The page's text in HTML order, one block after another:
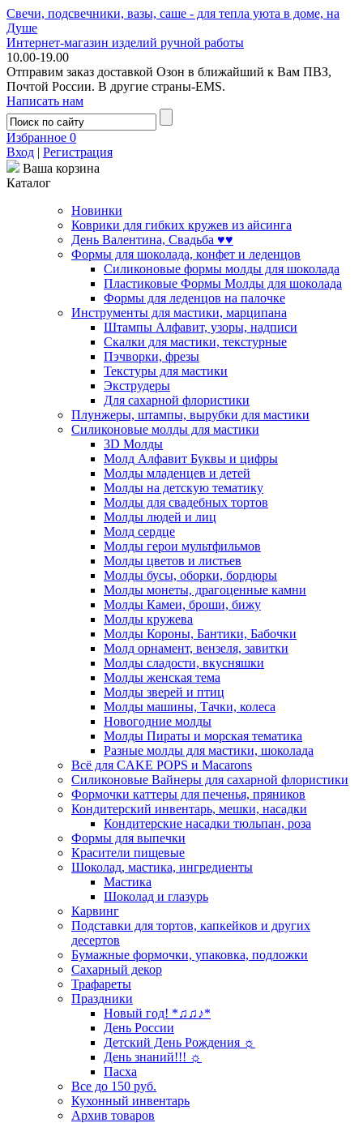
Свечи, подсвечники, вазы, саше - для тепла уюта в доме, на
Душе
Интернет-магазин изделий ручной работы
10.00-19.00
Отправим заказ доставкой Озон в ближайший к Вам ПВЗ,
Почтой России. В другие страны-EMS.
Написать нам
Избранное 0
Вход | Регистрация
Ваша корзина
Каталог
Новинки
Коврики для гибких кружев из айсинга
День Валентина, Свадьба ♥♥
Формы для шоколада, конфет и леденцов
Силиконовые формы молды для шоколада
Пластиковые Формы Молды для шоколада
Формы для леденцов на палочке
Инструменты для мастики, марципана
Штампы Алфавит, узоры, надписи
Скалки для мастики, текстурные
Пэчворки, фрезы
Текстуры для мастики
Экструдеры
Для сахарной флористики
Плунжеры, штампы, вырубки для мастики
Силиконовые молды для мастики
3D Молды
Молд Алфавит Буквы и цифры
Молды младенцев и детей
Молды на детскую тематику
Молды для свадебных тортов
Молды людей и лиц
Молд сердце
Молды герои мультфильмов
Молды цветов и листьев
Молды бусы, оборки, бордюры
Молды монеты, драгоценные камни
Молды Камеи, броши, бижу
Молды кружева
Молды Короны, Бантики, Бабочки
Молд орнамент, вензеля, завитки
Молды сладости, вкусняшки
Молды женская тема
Молды зверей и птиц
Молды машины, Тачки, колеса
Новогодние молды
Молды Пираты и морская тематика
Разные молды для мастики, шоколада
Всё для CAKE POPS и Macarons
Силиконовые Вайнеры для сахарной флористики
Формочки каттеры для печенья, пряников
Кондитерский инвентарь, мешки, насадки
Кондитерские насадки тюльпан, роза
Формы для выпечки
Красители пищевые
Шоколад, мастика, ингредиенты
Мастика
Шоколад и глазурь
Карвинг
Подставки для тортов, капкейков и других
десертов
Бумажные формочки, упаковка, подложки
Сахарный декор
Трафареты
Праздники
Новый год! *♫♫♪*
День России
Детский День Рождения ☼
День знаний!!! ☼
Пасха
Все до 150 руб.
Кухонный инвентарь
Архив товаров